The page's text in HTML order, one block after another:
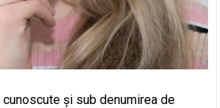
și sub denumirea de